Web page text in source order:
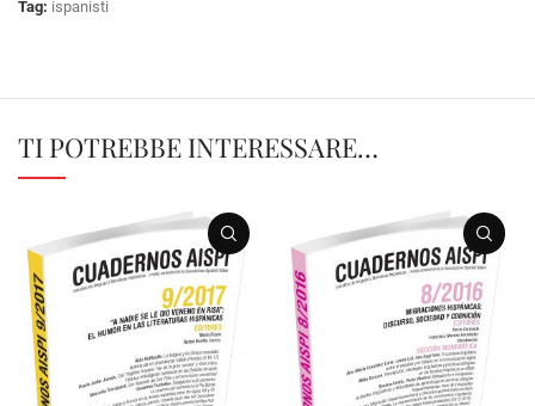
Tag: ispanisti
TI POTREBBE INTERESSARE…